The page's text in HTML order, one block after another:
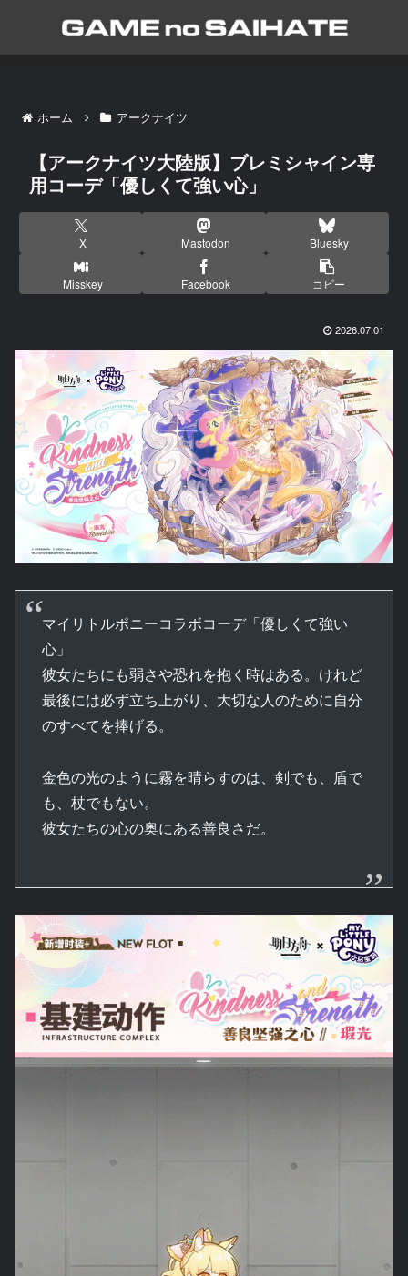
ホーム アークナイツ
【アークナイツ大陸版】ブレミシャイン専
用コーデ「優しくて強い心」
X Mastodon Bluesky
Misskey Facebook コピー
2026.07.01
マイリトルポニーコラボコーデ「優しくて強い
心」
彼女たちにも弱さや恐れを抱く時はある。けれど
最後には必ず立ち上がり、大切な人のために自分
のすべてを捧げる。
金色の光のように霧を晴らすのは、剣でも、盾で
も、杖でもない。
彼女たちの心の奥にある善良さだ。